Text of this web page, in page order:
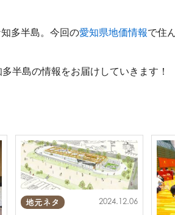
多半島。今回の愛知県地価情報で住
半島の情報をお届けしていきます！
地元ネタ 2024.12.06